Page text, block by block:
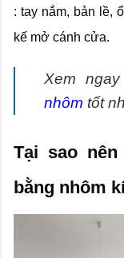
: tay nắm, bản lề,
kế mở cánh cửa.
Xem
nhôm tốt
Tại sao
bằng nhôm